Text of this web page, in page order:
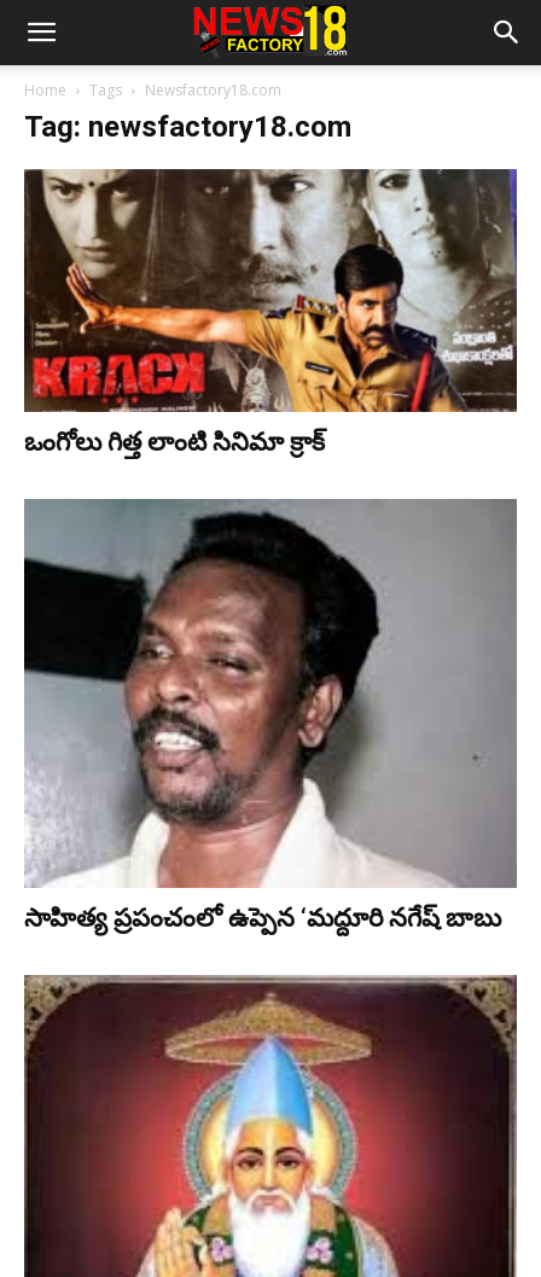
Home Tags Newsfactory18.com
Tag: newsfactory18.com
ఒంగోలు గిత్త లాంటి సినిమా క్రాక్
సాహిత్య ప్రపంచంలో ఉప్పెన ‘మద్దూరి నగేష్ బాబు